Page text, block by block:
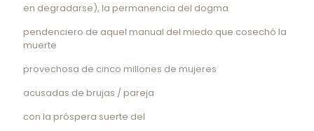
en degradarse), la permanencia del dogma
pendenciero de aquel manual del miedo que cosechó la
muerte
provechosa de cinco millones de mujeres
acusadas de brujas / pareja
con la próspera suerte del